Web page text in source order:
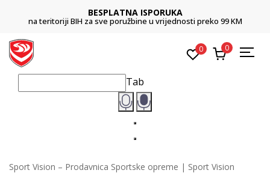
BESPLATNA ISPORUKA
sve poružbine u vrijednosti preko 99 KM Platite karticom online
0 0
Tab
Sport Vision – Prodavnica Sportske opreme | Sport Vision